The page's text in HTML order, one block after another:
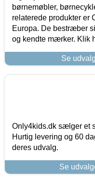
børnemøbler,
relaterede produkter er
Europa. De bestræber
og kendte mærker. Klik
Se
Only4kids.dk sælger et
Hurtig levering og 60
deres udvalg.
Se